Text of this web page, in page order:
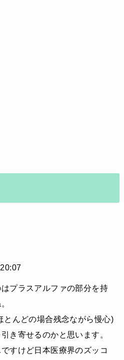
プラスアルファの部分を持
とんどの場合残念ながら慢心)
き寄せるのかと思います。
すけど日本医療界のズッコ